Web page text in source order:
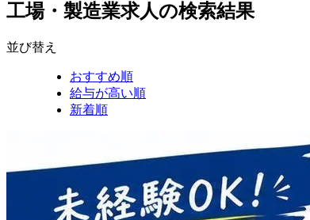
工場・製造業求人の検索結果
並び替え
おすすめ順
給与が高い順
新着順